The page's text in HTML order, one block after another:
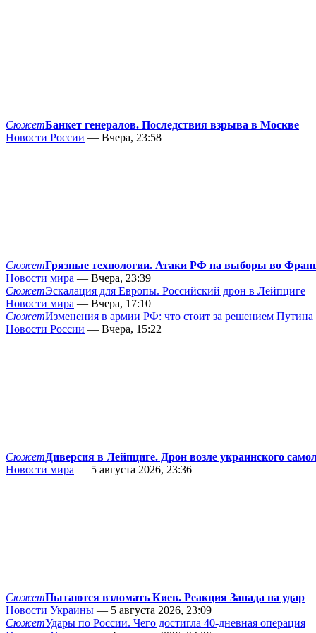
СюжетБанкет генералов. Последствия взрыва в Москве
Новости России — Вчера, 23:58
СюжетГрязные технологии. Атаки РФ на выборы во
Новости мира — Вчера, 23:39
СюжетЭскалация для Европы. Российский дрон в Лейпциге
Новости мира — Вчера, 17:10
СюжетИзменения в армии РФ: что стоит за решением Путина
Новости России — Вчера, 15:22
СюжетДиверсия в Лейпциге. Дрон возле украинского
Новости мира — 5 августа 2026, 23:36
СюжетПытаются взломать Киев. Реакция Запада на удар
Новости Украины — 5 августа 2026, 23:09
СюжетУдары по России. Чего достигла 40-дневная операция